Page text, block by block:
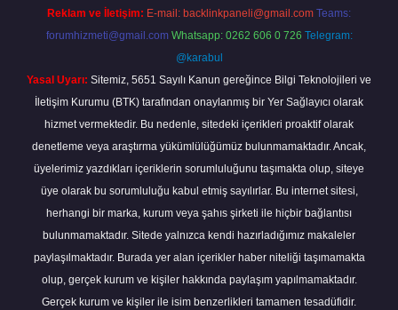
Reklam ve İletişim: E-mail: backlinkpaneli@gmail.com Teams:
forumhizmeti@gmail.com Whatsapp: 0262 606 0 726 Telegram:
@karabul
Yasal Uyarı: Sitemiz, 5651 Sayılı Kanun gereğince Bilgi Teknolojileri ve
İletişim Kurumu (BTK) tarafından onaylanmış bir Yer Sağlayıcı olarak
hizmet vermektedir. Bu nedenle, sitedeki içerikleri proaktif olarak
denetleme veya araştırma yükümlülüğümüz bulunmamaktadır. Ancak,
üyelerimiz yazdıkları içeriklerin sorumluluğunu taşımakta olup, siteye
üye olarak bu sorumluluğu kabul etmiş sayılırlar. Bu internet sitesi,
herhangi bir marka, kurum veya şahıs şirketi ile hiçbir bağlantısı
bulunmamaktadır. Sitede yalnızca kendi hazırladığımız makaleler
paylaşılmaktadır. Burada yer alan içerikler haber niteliği taşımamakta
olup, gerçek kurum ve kişiler hakkında paylaşım yapılmamaktadır.
Gerçek kurum ve kişiler ile isim benzerlikleri tamamen tesadüfidir.